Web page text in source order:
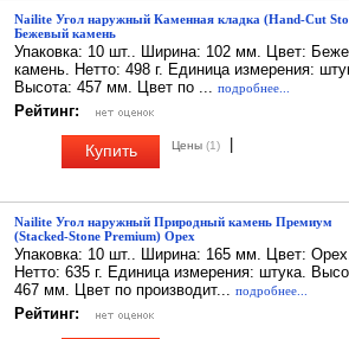
Nailite Угол наружный Каменная кладка (Hand-Cut
Бежевый камень
Упаковка: 10 шт.. Ширина: 102 мм. Цвет:
камень. Нетто: 498 г. Единица измерения:
Высота: 457 мм. Цвет по ... подробнее...
Рейтинг:
Купить Цены (1)
Nailite Угол наружный Природный камень Премиум
(Stacked-Stone Premium) Орех
Упаковка: 10 шт.. Ширина: 165 мм. Цвет:
Нетто: 635 г. Единица измерения: штука.
467 мм. Цвет по производит... подробнее...
Рейтинг: